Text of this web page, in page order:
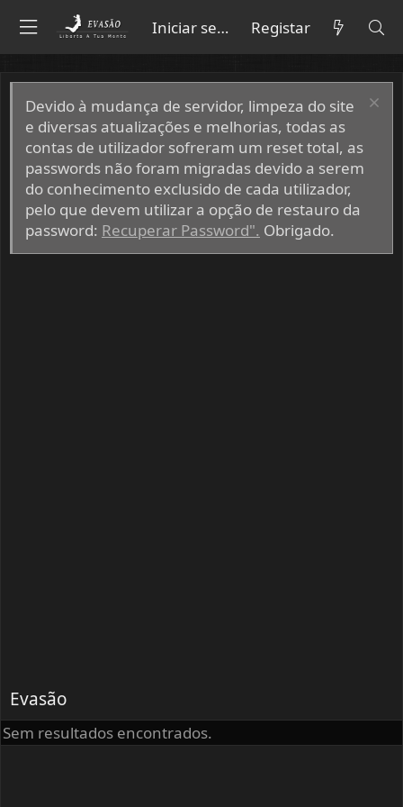
Iniciar sessão Registar
Devido à mudança de servidor, limpeza do site
e diversas atualizações e melhorias, todas as
contas de utilizador sofreram um reset total, as
passwords não foram migradas devido a serem
do conhecimento exclusido de cada utilizador,
pelo que devem utilizar a opção de restauro da
password: Recuperar Password". Obrigado.
Evasão
Sem resultados encontrados.